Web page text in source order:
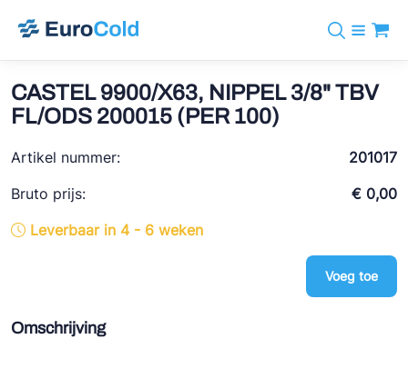
info@eurocold.nl
Merken
BOCK
REFFLEX®
Koudemiddelen
Diensten
Nieuws
Over ons
CASTEL 9900/X63, NIPPEL 3/8" TBV
FL/ODS 200015 (PER 100)
Artikel nummer:
201017
Bruto prijs:
€ 0,00
Leverbaar in 4 - 6 weken
Voeg toe
Omschrijving